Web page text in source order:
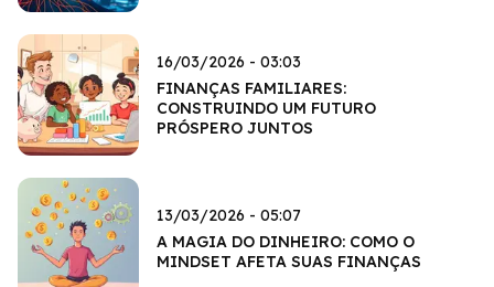
16/03/2026 - 03:03
FINANÇAS FAMILIARES:
CONSTRUINDO UM FUTURO
PRÓSPERO JUNTOS
13/03/2026 - 05:07
A MAGIA DO DINHEIRO: COMO O
MINDSET AFETA SUAS FINANÇAS